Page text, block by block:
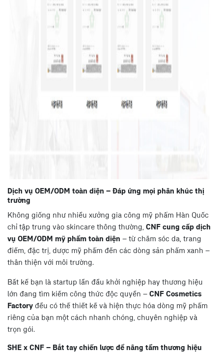
Dịch vụ OEM/ODM toàn diện – Đáp ứng mọi phân khúc thị
trường
Không giống như nhiều xưởng gia công mỹ phẩm Hàn Quốc
chỉ tập trung vào skincare thông thường, CNF cung cấp dịch
vụ OEM/ODM mỹ phẩm toàn diện – từ chăm sóc da, trang
điểm, đặc trị, dược mỹ phẩm đến các dòng sản phẩm xanh –
thân thiện với môi trường.
Bất kể bạn là startup lần đầu khởi nghiệp hay thương hiệu
lớn đang tìm kiếm công thức độc quyền – CNF Cosmetics
Factory đều có thể thiết kế và hiện thực hóa dòng mỹ phẩm
riêng của bạn một cách nhanh chóng, chuyên nghiệp và
trọn gói.
SHE x CNF – Bắt tay chiến lược để nâng tầm thương hiệu